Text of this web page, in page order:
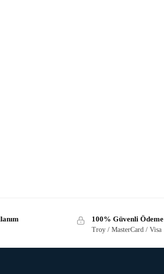
100% Güvenli Ödeme
Troy / MasterCard / Visa